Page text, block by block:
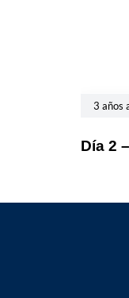
3 años
Día 2